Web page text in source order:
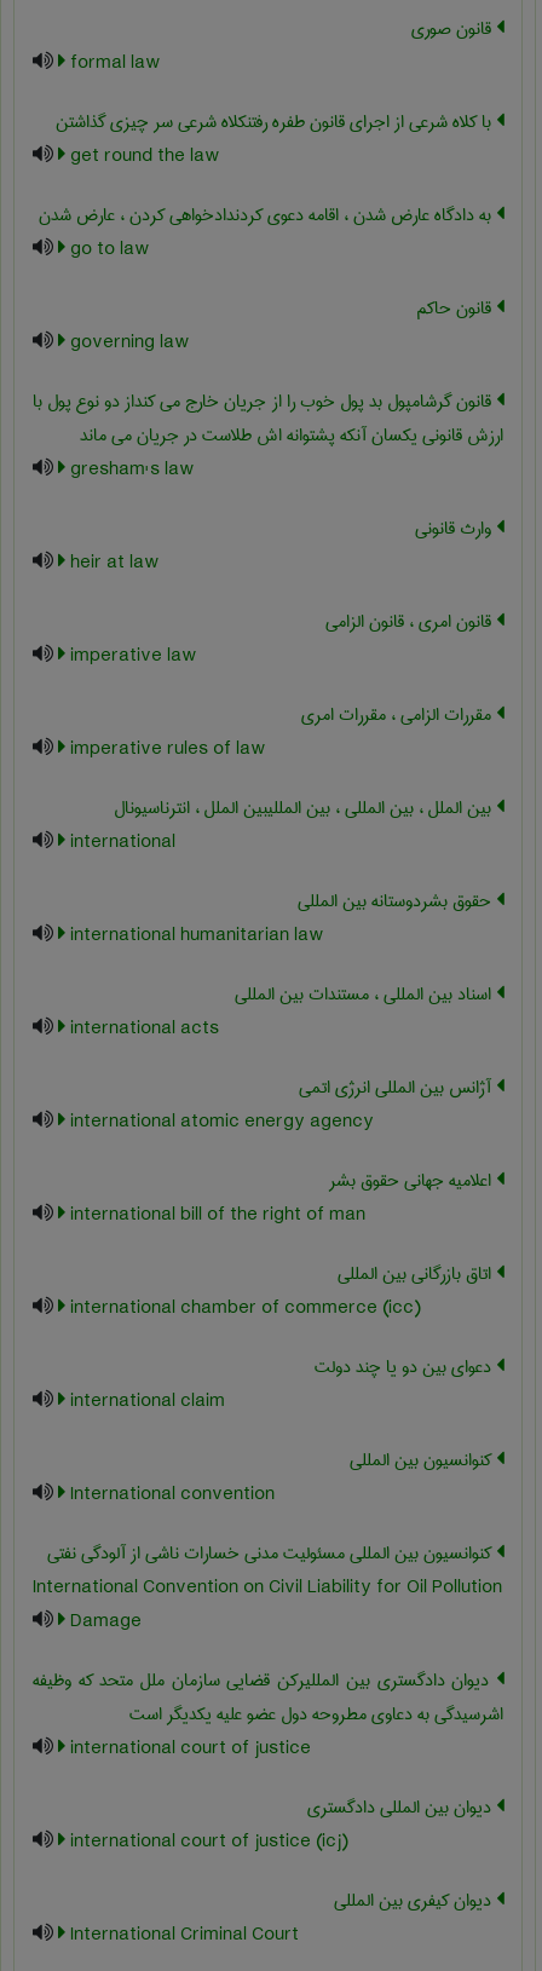
قانون صوری
formal law
با کلاه شرعی از اجرای قانون طفره رفتنکلاه شرعی سر چیزی گذاشتن
get round the law
به دادگاه عارض شدن ، اقامه دعوی کردندادخواهی کردن ، عارض شدن
go to law
قانون حاکم
governing law
قانون گرشامپول بد پول خوب را از جریان خارج می کنداز دو نوع پول با
ارزش قانونی یکسان آنکه پشتوانه اش طلاست در جریان می ماند
gresham's law
وارث قانونی
heir at law
قانون امری ، قانون الزامی
imperative law
مقررات الزامی ، مقررات امری
imperative rules of law
بین الملل ، بین المللی ، بین المللیبین الملل ، انترناسیونال
international
حقوق بشردوستانه بین المللی
international humanitarian law
اسناد بین المللی ، مستندات بین المللی
international acts
آژانس بین المللی انرژی اتمی
international atomic energy agency
اعلامیه جهانی حقوق بشر
international bill of the right of man
اتاق بازرگانی بین المللی
international chamber of commerce (icc)
دعوای بین دو یا چند دولت
international claim
کنوانسیون بین المللی
International convention
کنوانسيون بين المللي مسئوليت مدني خسارات ناشي از آلودگي نفتي
International Convention on Civil Liability for Oil Pollution
Damage
دیوان دادگستری بین المللیرکن قضایی سازمان ملل متحد که وظیفه
اشرسیدگی به دعاوی مطروحه دول عضو علیه یکدیگر است
international court of justice
دیوان بین المللی دادگستری
international court of justice (icj)
دیوان کیفری بین المللی
International Criminal Court